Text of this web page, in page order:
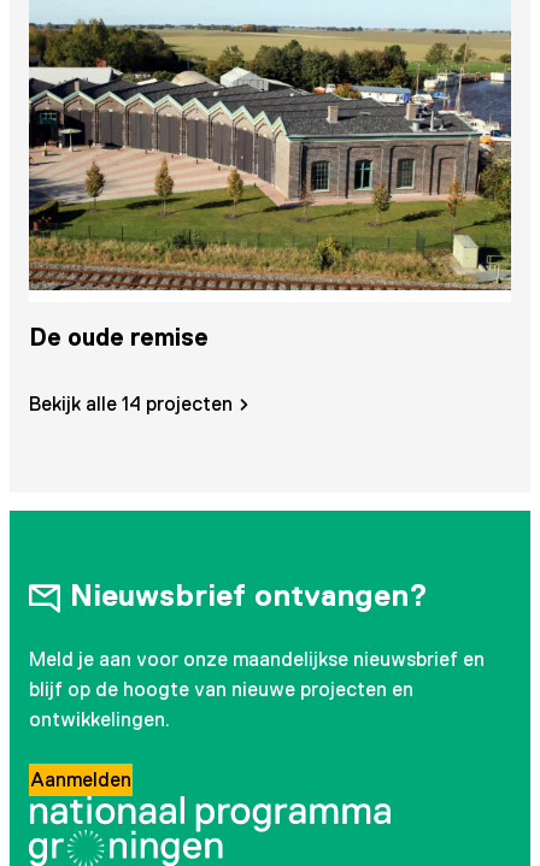
Bekijk alle 14 projecten
De oude remise
Nieuwsbrief ontvangen?
Meld je aan voor onze maandelijkse nieuwsbrief en
blijf op de hoogte van nieuwe projecten en
ontwikkelingen.
Aanmelden